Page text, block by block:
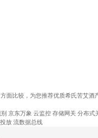
比较，为您推荐优质希氏苦艾
京东万象 云监控 存储网关 分布式
放 流数据总线